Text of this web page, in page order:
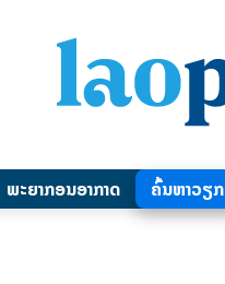
ພະຍາກອນອາກາດ ຄົ້ນຫາວຽກ